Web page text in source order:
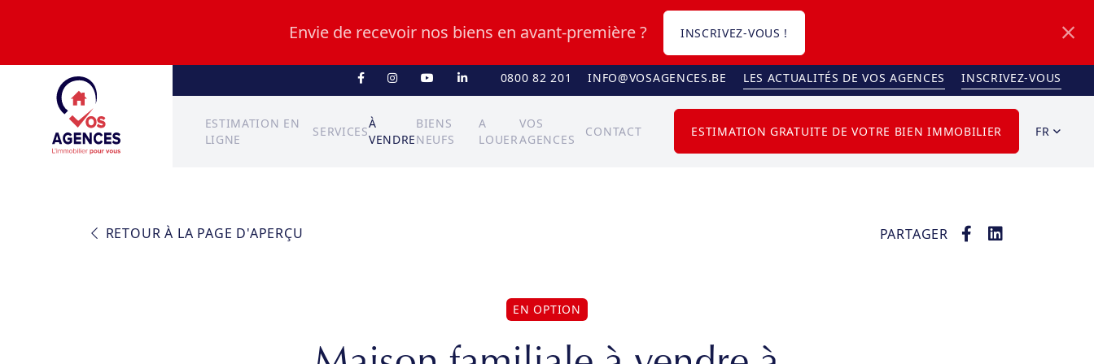
Envie de recevoir nos biens en avant-première ? INSCRIVEZ-VOUS !
0800 82 201 INFO@VOSAGENCES.BE LES ACTUALITÉS DE VOS AGENCES INSCRIVEZ-VOUS
ESTIMATION EN
LIGNE
SERVICES
À
VENDRE
BIENS
NEUFS
A
LOUER
VOS
AGENCES
CONTACT ESTIMATION GRATUITE DE VOTRE BIEN IMMOBILIER FR
RETOUR À LA PAGE D'APERÇU PARTAGER
EN OPTION